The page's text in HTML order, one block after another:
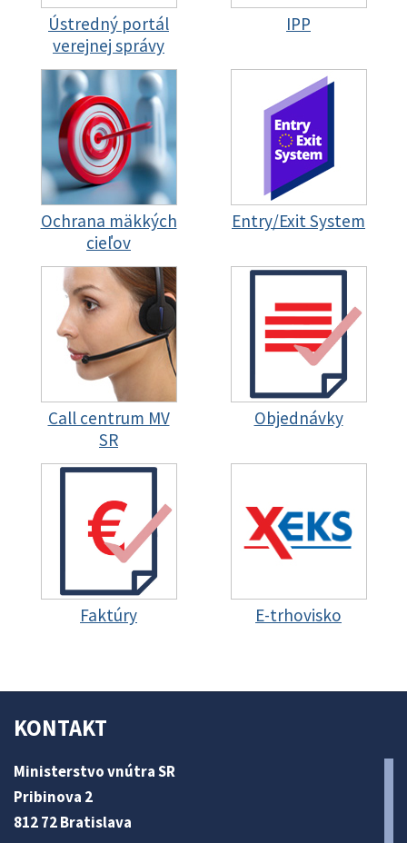
Ústredný portál
verejnej správy
IPP
Ochrana mäkkých
cieľov
Entry/Exit System
Call centrum MV
SR
Objednávky
Faktúry E-trhovisko
KONTAKT
Ministerstvo vnútra SR
Pribinova 2
812 72 Bratislava